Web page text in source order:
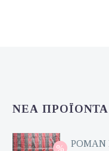
ΝΈΑ ΠΡΟΪΌΝΤΑ
ΡΟΜΑΝ